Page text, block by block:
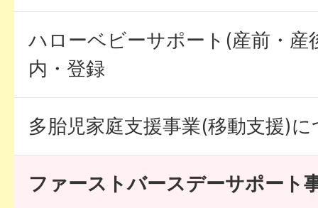
ハローベビーサポート(産前・産
内・登録
多胎児家庭支援事業(移動支援)
ファーストバースデーサポート